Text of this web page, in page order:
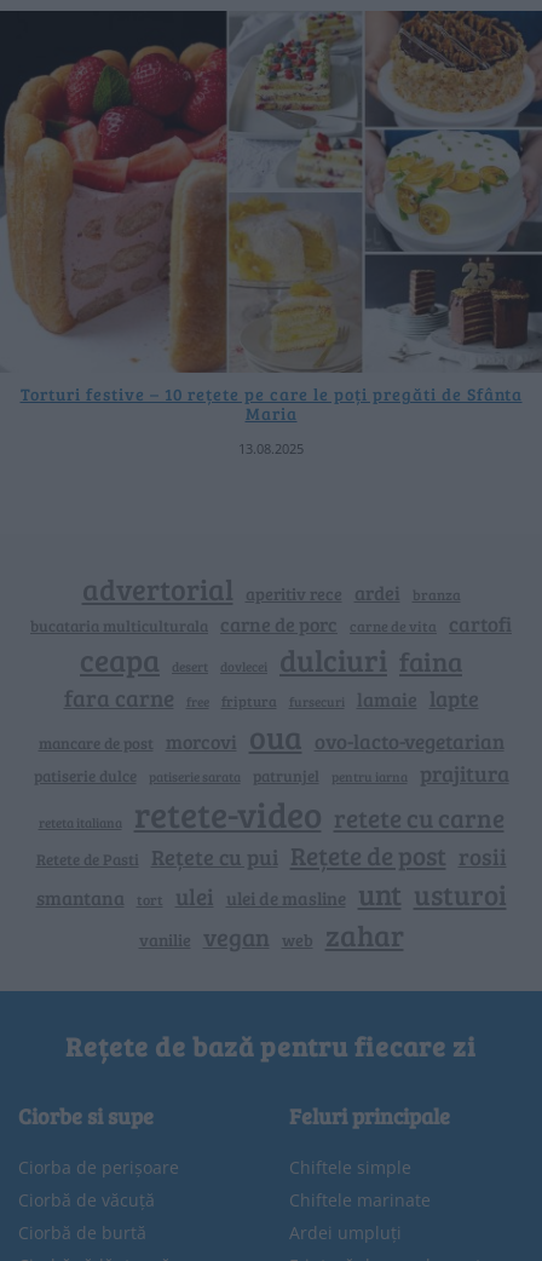
Torturi festive – 10 rețete pe care le poți pregăti de Sfânta
Maria
13.08.2025
advertorial aperitiv rece ardei branza
bucataria multiculturala carne de porc carne de vita cartofi
ceapa desert dovlecei dulciuri faina
fara carne free friptura fursecuri lamaie lapte
mancare de post morcovi oua ovo-lacto-vegetarian
patiserie dulce patiserie sarata patrunjel pentru iarna prajitura
reteta italiana retete-video retete cu carne
Retete de Pasti Rețete cu pui Rețete de post rosii
smantana tort ulei ulei de masline unt usturoi
vanilie vegan web zahar
Rețete de bază pentru fiecare zi
Ciorbe si supe
Ciorba de perișoare
Ciorbă de văcuță
Ciorbă de burtă
Feluri principale
Chiftele simple
Chiftele marinate
Ardei umpluți